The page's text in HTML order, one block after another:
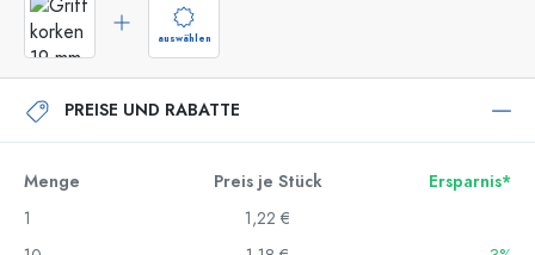
auswählen
PREISE UND RABATTE
Menge Preis je Stück
Ersparnis*
1
1,22 €